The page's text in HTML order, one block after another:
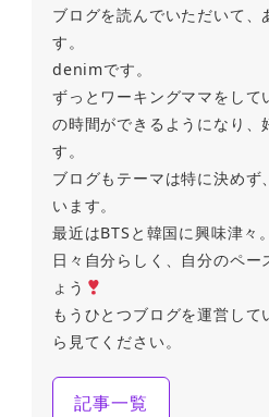
ブログを読んでいただいて、
す。
denimです。
ずっとワーキングママをして
の時間ができるようになり、
す。
ブログもテーマは特に決めず
います。
最近はBTSと韓国に興味津々。
日々自分らしく、自分のペー
ょう
もうひとつブログを運営して
ら見てください。
記事一覧